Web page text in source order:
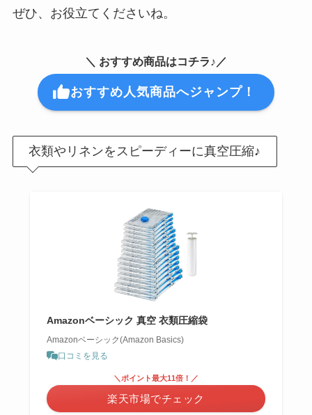
ぜひ、お役立てくださいね。
＼ おすすめ商品はコチラ♪／
おすすめ人気商品へジャンプ！
衣類やリネンをスピーディーに真空圧縮♪
Amazonベーシック 真空 衣類圧縮袋
Amazonベーシック(Amazon Basics)
口コミを見る
＼ポイント最大11倍！／
楽天市場でチェック